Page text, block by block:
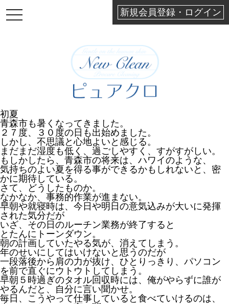
新規会員登録・ログイン
TOGGLE
初夏
青森市も暑くなってきました。
２７度、３０度の日も出始めました。
しかし、不思議と心地よいと感じる。
まだまだ湿度も低く、過ごしやすく、すがすがしい。
もしかしたら、青森市の将来は、ハワイのような、
気持ちのよい夏を得る事ができるかもしれないと、密
かに期待している。
さて、どうしたものか。
なかなか、事務的作業が進まない。
早朝や就寝時は、今日や明日の意気込みが大いに発揮
された気分だが
いざ、その日のルーチン業務が終了すると
とたんにトーンダウン。
朝の計画していたやる気が、消えてしまう。
年のせいにしてはいけないと思うのだが
一段落後から肩の力が抜け、ひとりっきり、パソコン
を前で直ぐにウトウトしてしまう。
早朝５時過ぎのタオル回収時には、俺がやらずに誰が
やるんだと、自分に言い聞かせ。
毎日、こうやって仕事していると食べていけるのは、